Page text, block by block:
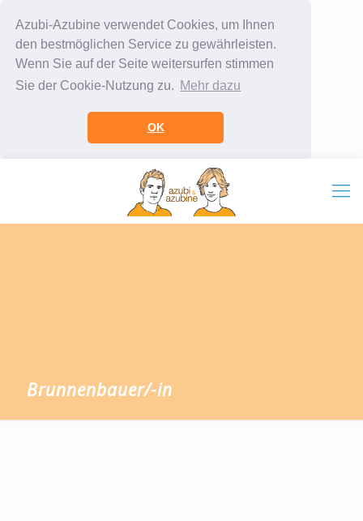
Azubi-Azubine verwendet Cookies, um Ihnen
den bestmöglichen Service zu gewährleisten.
Wenn Sie auf der Seite weitersurfen stimmen
Sie der Cookie-Nutzung zu. Mehr dazu
OK
Brunnenbauer/-in